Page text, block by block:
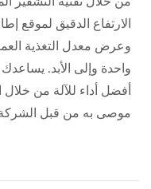
الارتفاع الدقيق لموقع
وعرض معدل التغذية
واحدة وإلى الأبد.
أفضل أداء للآلة من
موصى به من قبل